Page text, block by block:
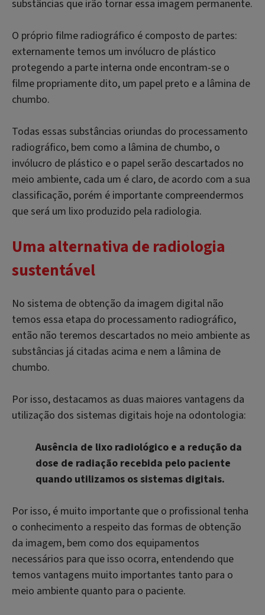
substâncias que irão tornar essa imagem permanente.
O próprio filme radiográfico é composto de partes:
externamente temos um invólucro de plástico
protegendo a parte interna onde encontram-se o
filme propriamente dito, um papel preto e a lâmina de
chumbo.
Todas essas substâncias oriundas do processamento
radiográfico, bem como a lâmina de chumbo, o
invólucro de plástico e o papel serão descartados no
meio ambiente, cada um é claro, de acordo com a sua
classificação, porém é importante compreendermos
que será um lixo produzido pela radiologia.
Uma alternativa de radiologia
sustentável
No sistema de obtenção da imagem digital não
temos essa etapa do processamento radiográfico,
então não teremos descartados no meio ambiente as
substâncias já citadas acima e nem a lâmina de
chumbo.
Por isso, destacamos as duas maiores vantagens da
utilização dos sistemas digitais hoje na odontologia:
Ausência de lixo radiológico e a redução da
dose de radiação recebida pelo paciente
quando utilizamos os sistemas digitais.
Por isso, é muito importante que o profissional tenha
o conhecimento a respeito das formas de obtenção
da imagem, bem como dos equipamentos
necessários para que isso ocorra, entendendo que
temos vantagens muito importantes tanto para o
meio ambiente quanto para o paciente.